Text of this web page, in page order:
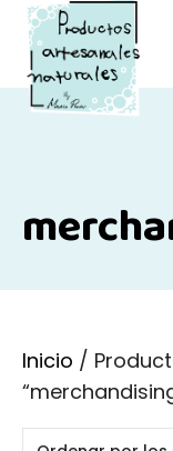
Saltar
contenido
Inicio /